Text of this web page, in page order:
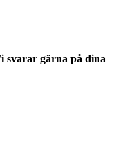
svarar gärna på dina